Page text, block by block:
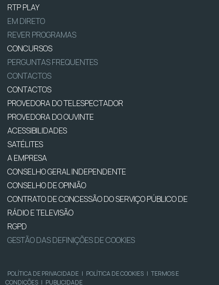
RTP PLAY
EM DIRETO
REVER PROGRAMAS
CONCURSOS
PERGUNTAS FREQUENTES
CONTACTOS
CONTACTOS
PROVEDORA DO TELESPECTADOR
PROVEDORA DO OUVINTE
ACESSIBILIDADES
SATÉLITES
A EMPRESA
CONSELHO GERAL INDEPENDENTE
CONSELHO DE OPINIÃO
CONTRATO DE CONCESSÃO DO SERVIÇO PÚBLICO DE
RÁDIO E TELEVISÃO
RGPD
GESTÃO DAS DEFINIÇÕES DE COOKIES
POLÍTICA DE PRIVACIDADE | POLÍTICA DE COOKIES | TERMOS E
CONDIÇÕES | PUBLICIDADE